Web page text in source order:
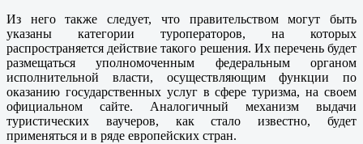
Из него также следует, что правительством могут быть
указаны категории туроператоров, на которых
распространяется действие такого решения. Их перечень будет
размещаться уполномоченным федеральным органом
исполнительной власти, осуществляющим функции по
оказанию государственных услуг в сфере туризма, на своем
официальном сайте. Аналогичный механизм выдачи
туристических ваучеров, как стало известно, будет
применяться и в ряде европейских стран.